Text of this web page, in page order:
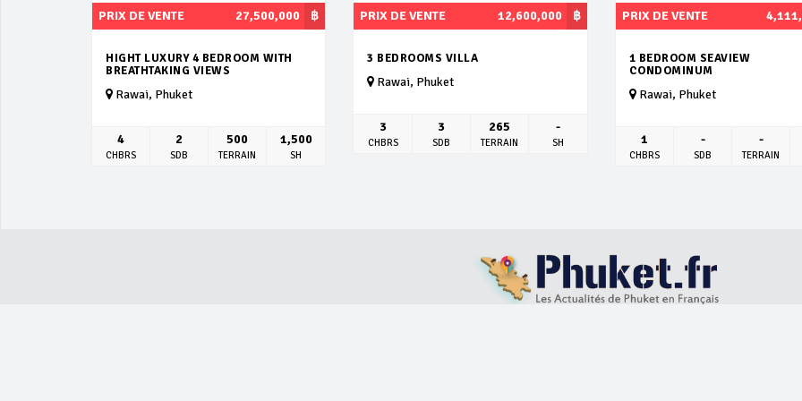
฿
PRIX DE VENTE 27,500,000
HIGHT LUXURY 4 BEDROOM WITH
BREATHTAKING VIEWS
Rawai, Phuket
4
CHBRS
2
SDB
500
TERRAIN
1,500
SH
฿
PRIX DE VENTE 12,600,000
3 BEDROOMS VILLA
Rawai, Phuket
3
CHBRS
3
SDB
265
TERRAIN
-
SH
PRIX DE VENTE
1 BEDROOM SEAVIEW
CONDOMINUM
Rawai, Phuket
1
CHBRS
-
SDB
-
TERRAIN